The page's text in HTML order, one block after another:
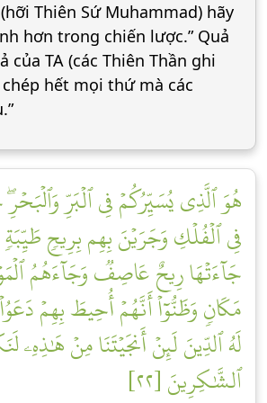
Thiên Sứ Muhammad) hãy
hơn trong chiến lược.” Quả
của TA (các Thiên Thần ghi
hết mọi thứ mà các
هُوَ ٱلَّذِي يُسَيِّرُكُمۡ فِي ٱلۡبَرِّ
فِي ٱلۡفُلۡكِ وَجَرَيۡنَ بِهِم بِرِيحٖ طَيِّبَةٖ
جَآءَتۡهَا رِيحٌ عَاصِفٞ وَجَآءَهُمُ
مَكَانٖ وَظَنُّوٓاْ أَنَّهُمۡ أُحِيطَ بِهِمۡ
لَهُ ٱلدِّينَ لَئِنۡ أَنجَيۡتَنَا مِنۡ هَٰذِهِۦ
ٱلشَّٰكِرِينَ [٢٢]